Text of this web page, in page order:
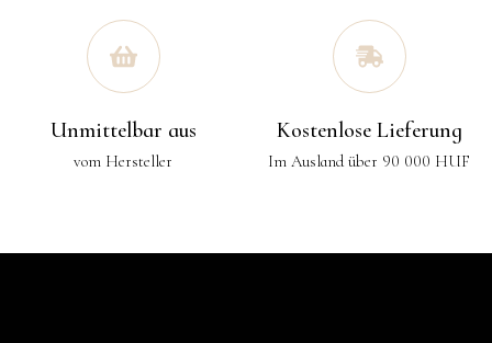
Unmittelbar aus
vom Hersteller
Kostenlose Lieferung
Im Ausland über 90 000 HUF